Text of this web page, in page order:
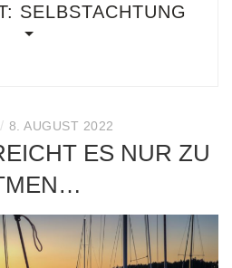
SELBSTACHTUNG
/ 8. AUGUST 2022
ES NUR ZU